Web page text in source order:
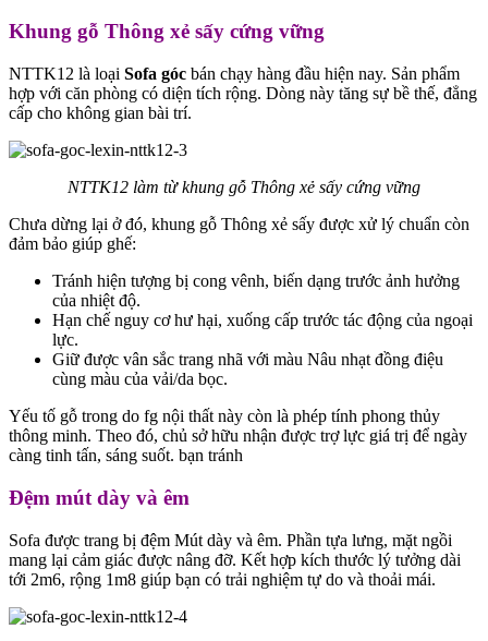
Khung gỗ Thông xẻ sấy cứng vững
NTTK12 là loại Sofa góc bán chạy hàng đầu hiện nay. Sản phẩm
hợp với căn phòng có diện tích rộng. Dòng này tăng sự bề thế, đẳng
cấp cho không gian bài trí.
NTTK12 làm từ khung gỗ Thông xẻ sấy cứng vững
Chưa dừng lại ở đó, khung gỗ Thông xẻ sấy được xử lý chuẩn còn
đảm bảo giúp ghế:
Tránh hiện tượng bị cong vênh, biến dạng trước ảnh hưởng
của nhiệt độ.
Hạn chế nguy cơ hư hại, xuống cấp trước tác động của ngoại
lực.
Giữ được vân sắc trang nhã với màu Nâu nhạt đồng điệu
cùng màu của vải/da bọc.
Yếu tố gỗ trong do fg nội thất này còn là phép tính phong thủy
thông minh. Theo đó, chủ sở hữu nhận được trợ lực giá trị để ngày
càng tinh tấn, sáng suốt. bạn tránh
Đệm mút dày và êm
Sofa được trang bị đệm Mút dày và êm. Phần tựa lưng, mặt ngồi
mang lại cảm giác được nâng đỡ. Kết hợp kích thước lý tưởng dài
tới 2m6, rộng 1m8 giúp bạn có trải nghiệm tự do và thoải mái.